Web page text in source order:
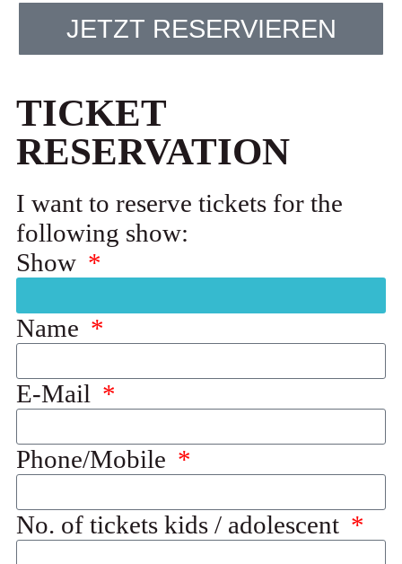
JETZT RESERVIEREN
TICKET
RESERVATION
I want to reserve tickets for the
following show:
Show
Name
E-Mail
Phone/Mobile
No. of tickets kids / adolescent